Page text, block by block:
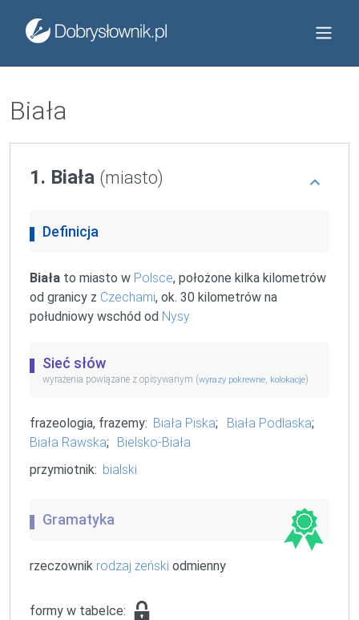
Biała
1. Biała (miasto)
Definicja
Biała to miasto w Polsce, położone kilka kilometrów
od granicy z Czechami, ok. 30 kilometrów na
południowy wschód od Nysy
Sieć słów
wyrażenia powiązane z opisywanym (wyrazy pokrewne, kolokacje)
frazeologia, frazemy: Biała Piska; Biała Podlaska;
Biała Rawska; Bielsko-Biała
przymiotnik: bialski
Gramatyka
rzeczownik rodzaj żeński odmienny
formy w tabelce: